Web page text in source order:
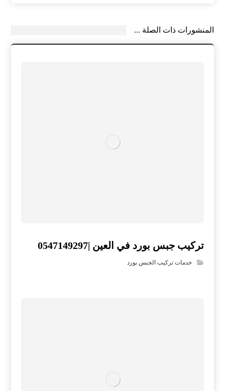
المنشورات ذات الصلة ...
تركيب جبس بورد في العين |0547149297
خدمات تركيب الجبس بورد